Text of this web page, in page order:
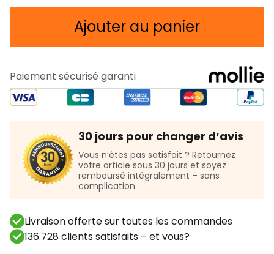
Ajouter au panier
Paiement sécurisé garanti
30 jours pour changer d’avis
Vous n’êtes pas satisfait ? Retournez
votre article sous 30 jours et soyez
remboursé intégralement – sans
complication.
Livraison offerte sur toutes les commandes
136.728 clients satisfaits – et vous?